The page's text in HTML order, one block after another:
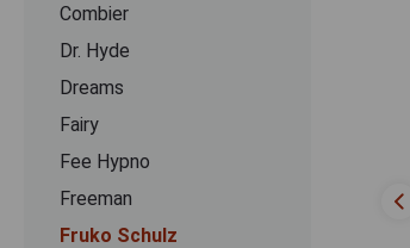
Combier
Dr. Hyde
Dreams
Fairy
Fee Hypno
Freeman
Fruko Schulz